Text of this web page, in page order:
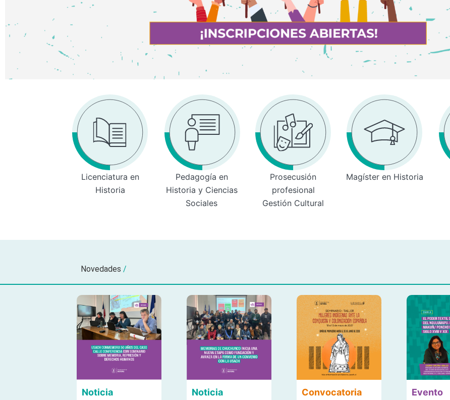
Licenciatura en
Historia
Pedagogía en
Historia y Ciencias
Sociales
Prosecusión
profesional
Gestión Cultural
Magíster en Historia
Novedades /
Noticia Noticia Convocatoria Evento